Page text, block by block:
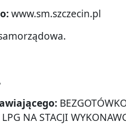
www.sm.szczecin.pl
NA STACJI